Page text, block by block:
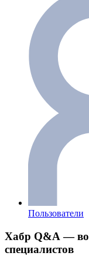
Пользователи
Хабр Q&A —
специалистов